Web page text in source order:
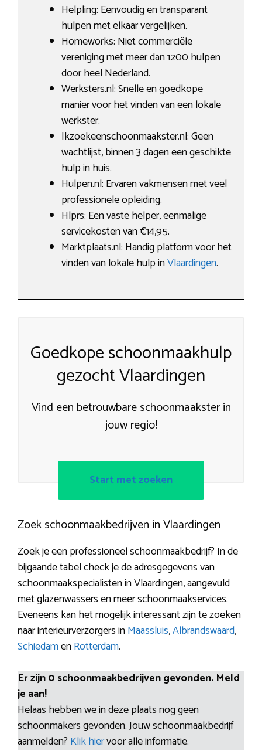
Helpling: Eenvoudig en transparant
hulpen met elkaar vergelijken.
Homeworks: Niet commerciële
vereniging met meer dan 1200 hulpen
door heel Nederland.
Werksters.nl: Snelle en goedkope
manier voor het vinden van een lokale
werkster.
Ikzoekeenschoonmaakster.nl: Geen
wachtlijst, binnen 3 dagen een geschikte
hulp in huis.
Hulpen.nl: Ervaren vakmensen met veel
professionele opleiding.
Hlprs: Een vaste helper, eenmalige
servicekosten van €14,95.
Marktplaats.nl: Handig platform voor het
vinden van lokale hulp inVlaardingen.
Goedkope schoonmaakhulp
gezocht Vlaardingen
Vind een betrouwbare schoonmaakster in
jouw regio!
Start met zoeken
Zoek schoonmaakbedrijven in Vlaardingen
Zoek je een professioneel schoonmaakbedrijf? In de
bijgaande tabel check je de adresgegevens van
schoonmaakspecialisten in Vlaardingen, aangevuld
met glazenwassers en meer schoonmaakservices.
Eveneens kan het mogelijk interessant zijn te zoeken
naar interieurverzorgers inMaassluis,Albrandswaard,
SchiedamenRotterdam.
Er zijn 0 schoonmaakbedrijven gevonden. Meld
je aan!
Helaas hebben we in deze plaats nog geen
schoonmakers gevonden. Jouw schoonmaakbedrijf
aanmelden? Klik hiervoor alle informatie.